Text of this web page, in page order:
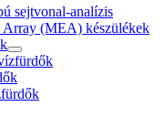
sejtvonal-analízis
(MEA) készülékek